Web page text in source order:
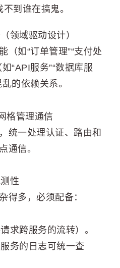
到谁在搞鬼。
领域驱动设计）
（如“订单管理”“支付处
“API服务”“数据库服
的依赖关系。
格管理通信
统一处理认证、路由和
通信。
性
得多，必须配备：
求跨服务的流转）。
务的日志可统一查